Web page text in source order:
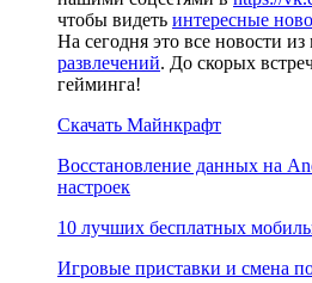
чтобы видеть интересные
На сегодня это все новости из
развлечений. До скорых
гейминга!
Скачать Майнкрафт
Восстановление данных на
настроек
10 лучших бесплатных
Игровые приставки и смена